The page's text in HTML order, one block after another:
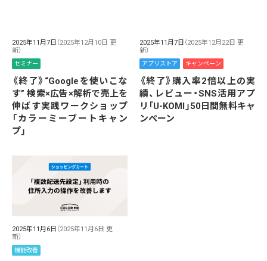
2025年11月7日 （2025年12月10日 更
新）
セミナー
《終了》“Googleを使いこな
す” 検索×広告×解析で売上を
伸ばす実践ワークショップ
「カラーミーブートキャン
プ」
2025年11月7日 （2025年12月22日 更
新）
アプリストア キャンペーン
《終了》購入率2倍以上の実
績、レビュー・SNS活用アプ
リ「U-KOMI」50日間無料キャ
ンペーン
2025年11月6日 （2025年11月6日 更
新）
機能改善